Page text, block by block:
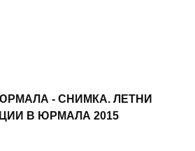
- СНИМКА. ЛЕТНИ
В ЮРМАЛА 2015